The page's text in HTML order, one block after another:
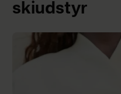
skiudstyr